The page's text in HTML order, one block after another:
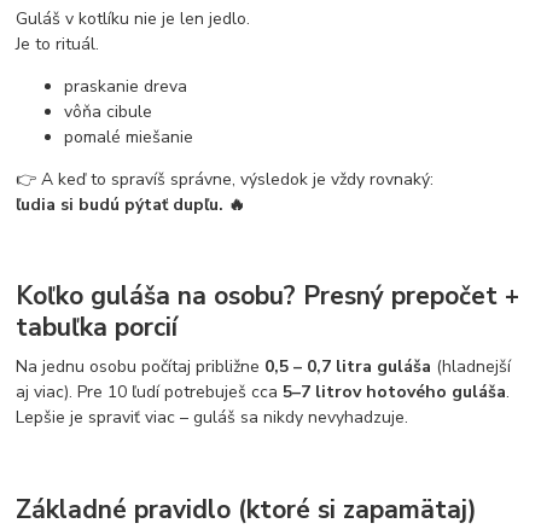
Guláš v kotlíku nie je len jedlo.
Je to rituál.
praskanie dreva
vôňa cibule
pomalé miešanie
👉 A keď to spravíš správne, výsledok je vždy rovnaký:
ľudia si budú pýtať dupľu. 🔥
Koľko guláša na osobu? Presný prepočet +
tabuľka porcií
Na jednu osobu počítaj približne 0,5 – 0,7 litra guláša (hladnejší
aj viac). Pre 10 ľudí potrebuješ cca 5–7 litrov hotového guláša.
Lepšie je spraviť viac – guláš sa nikdy nevyhadzuje.
Základné pravidlo (ktoré si zapamätaj)